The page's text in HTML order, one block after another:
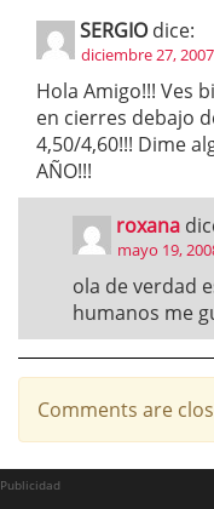
SERGIO dice:
diciembre 27,
Hola Amigo!!! Ves
en cierres debajo
4,50/4,60!!! Dime
AÑO!!!
roxana
mayo 19,
ola de verdad
humanos me
Comments are
Publicidad